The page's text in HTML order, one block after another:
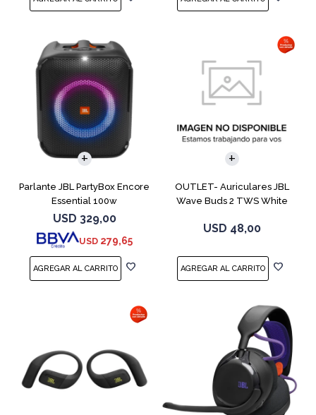
Parlante JBL PartyBox Encore
Essential 100w
USD 329,00
USD 279,65
OUTLET- Auriculares JBL
Wave Buds 2 TWS White
USD 48,00